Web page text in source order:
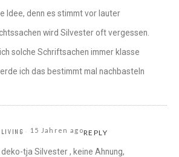
Idee, denn es stimmt vor lauter
wird Silvester oft vergessen.
solche Schriftsachen immer klasse
ich das bestimmt mal nachbasteln
15 Jahren agoREPLY
tja Silvester , keine Ahnung,